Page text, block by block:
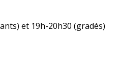
et 19h-20h30 (gradés)